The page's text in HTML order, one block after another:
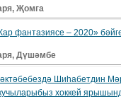
Җомга
фантазиясе – 2020»
Дүшәмбе
Шиһабетдин
хоккей